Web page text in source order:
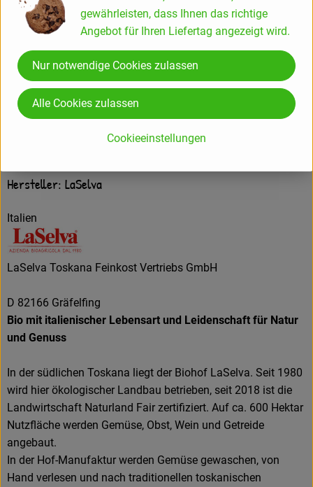
Dazu Empfohlen
Albgold Fusilli 500 g
Hersteller: LaSelva
Italien
LaSelva Toskana Feinkost Vertriebs GmbH
D 82166 Gräfelfing
Bio mit italienischer Lebensart und Leidenschaft für Natur
und Genuss
In der südlichen Toskana liegt der Biohof LaSelva. Seit 1980
wird hier ökologischer Landbau betrieben, seit 2018 ist die
Landwirtschaft Naturland Fair zertifiziert. Auf ca. 600 Hektar
Nutzfläche werden Gemüse, Obst, Wein und Getreide
angebaut.
In der Hof-Manufaktur werden Gemüse gewaschen, von
Hand verlesen und nach traditionellen toskanischen
gewährleisten, dass Ihnen das richtige
Angebot für Ihren Liefertag angezeigt wird.
Cookieeinstellungen
Nur notwendige Cookies zulassen
Alle Cookies zulassen